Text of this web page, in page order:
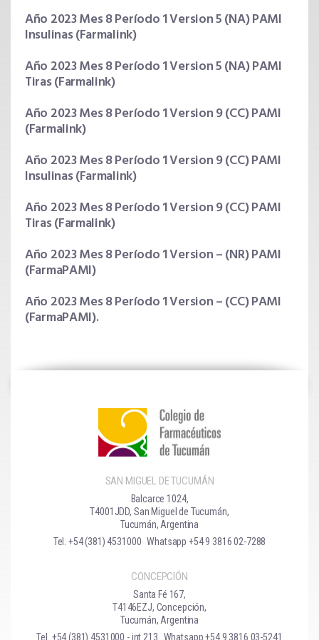
Año 2023 Mes 8 Período 1 Version 5 (NA) PAMI
Insulinas (Farmalink)
Año 2023 Mes 8 Período 1 Version 5 (NA) PAMI
Tiras (Farmalink)
Año 2023 Mes 8 Período 1 Version 9 (CC) PAMI
(Farmalink)
Año 2023 Mes 8 Período 1 Version 9 (CC) PAMI
Insulinas (Farmalink)
Año 2023 Mes 8 Período 1 Version 9 (CC) PAMI
Tiras (Farmalink)
Año 2023 Mes 8 Período 1 Version – (NR) PAMI
(FarmaPAMI)
Año 2023 Mes 8 Período 1 Version – (CC) PAMI
(FarmaPAMI).
SAN MIGUEL DE TUCUMÁN
Balcarce 1024,
T4001JDD, San Miguel de Tucumán,
Tucumán, Argentina
Tel. +54 (381) 4531000 Whatsapp +54 9 3816 02-7288
CONCEPCIÓN
Santa Fé 167,
T4146EZJ, Concepción,
Tucumán, Argentina
Tel. +54 (381) 4531000 - int 213 Whatsapp +54 9 3816 03-5241